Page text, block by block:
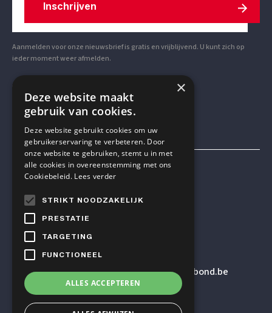
Inschrijven
Aanmelden voor onze nieuwsbrief is gratis en vrijblijvend. U kunt zich op
ieder moment weer afmelden.
Mensen & Wetenschap VZW
+32 2 614 82 23
E-MAILADRES
secretariaat@humanistischverbond.be
BEZOEKADRES
×
Deze website maakt
gebruik van cookies.
Deze website gebruikt cookies om uw
gebruikerservaring te verbeteren. Door
onze website te gebruiken, stemt u in met
alle cookies in overeenstemming met ons
Cookiebeleid. Lees verder
STRIKT NOODZAKELIJK
PRESTATIE
TARGETING
FUNCTIONEEL
ALLES ACCEPTEREN